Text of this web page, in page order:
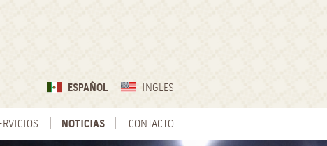
ESPAÑOL INGLES
NOTICIAS CONTACTO